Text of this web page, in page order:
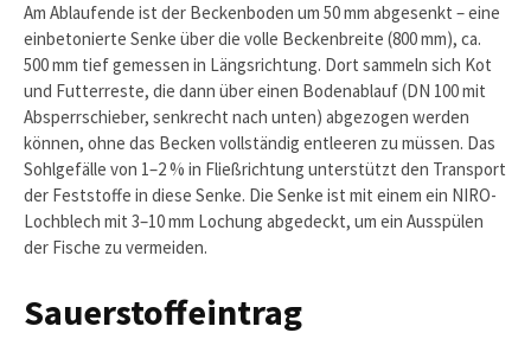
Am Ablaufende ist der Beckenboden um 50 mm abgesenkt – eine
einbetonierte Senke über die volle Beckenbreite (800 mm), ca.
500 mm tief gemessen in Längsrichtung. Dort sammeln sich Kot
und Futterreste, die dann über einen Bodenablauf (DN 100 mit
Absperrschieber, senkrecht nach unten) abgezogen werden
können, ohne das Becken vollständig entleeren zu müssen. Das
Sohlgefälle von 1–2 % in Fließrichtung unterstützt den Transport
der Feststoffe in diese Senke. Die Senke ist mit einem ein NIRO-
Lochblech mit 3–10 mm Lochung abgedeckt, um ein Ausspülen
der Fische zu vermeiden.
Sauerstoffeintrag